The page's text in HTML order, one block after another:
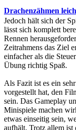
Drachenzähmen
Jedoch hält sich der
lässt sich komplett
Rennen
Zeitrahmens das Ziel
einfacher als die
Übung richtig Spaß.
Als Fazit ist es ein
vorgestellt hat, den
sein. Das Gameplay
Minispiele machen
etwas einseitig sein,
aufhält. Trotz allem ist